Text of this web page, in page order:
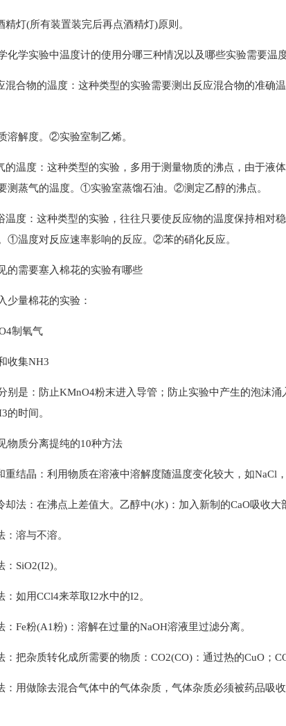
精灯(所有装置装完后再点酒精灯)原则。
化学实验中温度计的使用分哪三种情况以及哪些实验需要温
混合物的温度：这种类型的实验需要测出反应混合物的准确
溶解度。②实验室制乙烯。
的温度：这种类型的实验，多用于测量物质的沸点，由于液
测蒸气的温度。①实验室蒸馏石油。②测定乙醇的沸点。
温度：这种类型的实验，往往只要使反应物的温度保持相对
①温度对反应速率影响的反应。②苯的硝化反应。
的需要塞入棉花的实验有哪些
少量棉花的实验：
制氧气
收集NH3
别是：防止KMnO4粉末进入导管；防止实验中产生的泡沫
的时间。
物质分离提纯的10种方法
重结晶：利用物质在溶液中溶解度随温度变化较大，如NaCl，
却法：在沸点上差值大。乙醇中(水)：加入新制的CaO吸收大
：溶与不溶。
：SiO2(I2)。
：如用CCl4来萃取I2水中的I2。
：Fe粉(A1粉)：溶解在过量的NaOH溶液里过滤分离。
：把杂质转化成所需要的物质：CO2(CO)：通过热的CuO；
：用做除去混合气体中的气体杂质，气体杂质必须被药品吸